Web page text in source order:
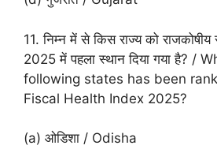
11. निम्न में से किस राज्य को
2025 में पहला स्थान दिया गया है? /
following states has been
Fiscal Health Index 2025?
(a) ओडिशा / Odisha